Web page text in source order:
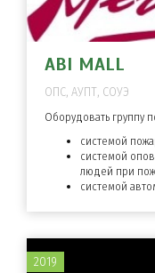
ABI MALL
ОПС, АУПТ, СОУЭ
Оборудовать группу
системой
системой
людей при
системой
2019